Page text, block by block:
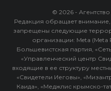
© 2026 -
Редакция обращает
запрещены следующие
организации: Meta
Большевистская партия,
«Управленческий центр
входящие в ее структуру
«Свидетели Иеговы»,
Каида», «Меджлис крымско-